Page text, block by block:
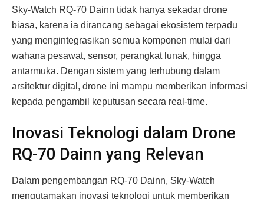
Sky-Watch RQ-70 Dainn tidak hanya sekadar drone
biasa, karena ia dirancang sebagai ekosistem terpadu
yang mengintegrasikan semua komponen mulai dari
wahana pesawat, sensor, perangkat lunak, hingga
antarmuka. Dengan sistem yang terhubung dalam
arsitektur digital, drone ini mampu memberikan informasi
kepada pengambil keputusan secara real-time.
Inovasi Teknologi dalam Drone
RQ-70 Dainn yang Relevan
Dalam pengembangan RQ-70 Dainn, Sky-Watch
mengutamakan inovasi teknologi untuk memberikan